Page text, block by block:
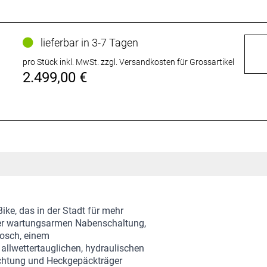
lieferbar in 3-7 Tagen
pro Stück inkl. MwSt. zzgl. Versandkosten für Grossartikel
2.499,00 €
das in der Stadt für mehr
wartungsarmen Nabenschaltung,
einem
hydraulischen
und Heckgepäckträger